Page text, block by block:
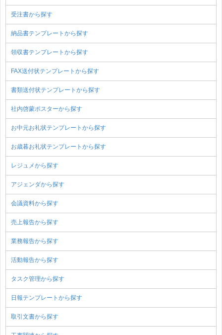
受注書から探す
納品書テンプレートから探す
領収書テンプレートから探す
FAX送付状テンプレートから探す
書類送付状テンプレートから探す
社内啓蒙ポスターから探す
お中元お礼状テンプレートから探す
お歳暮お礼状テンプレートから探す
レジュメから探す
アジェンダから探す
会議資料から探す
売上報告から探す
業務報告から探す
活動報告から探す
タスク管理から探す
日報テンプレートから探す
取引文書から探す